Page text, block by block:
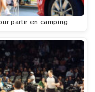
partir en camping